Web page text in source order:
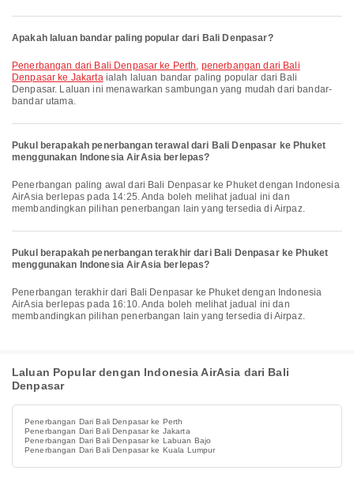
Apakah laluan bandar paling popular dari Bali Denpasar?
penerbangan dari Bali Denpasar ke Perth, penerbangan dari Bali
Denpasar ke Jakartaialah laluan bandar paling popular dari Bali
Denpasar. Laluan ini menawarkan sambungan yang mudah dari bandar-
bandar utama.
Pukul berapakah penerbangan terawal dari Bali Denpasar ke Phuket
menggunakan Indonesia AirAsia berlepas?
Penerbangan paling awal dari Bali Denpasar ke Phuket dengan Indonesia
AirAsia berlepas pada 14:25. Anda boleh melihat jadual ini dan
membandingkan pilihan penerbangan lain yang tersedia di Airpaz.
Pukul berapakah penerbangan terakhir dari Bali Denpasar ke Phuket
menggunakan Indonesia AirAsia berlepas?
Penerbangan terakhir dari Bali Denpasar ke Phuket dengan Indonesia
AirAsia berlepas pada 16:10. Anda boleh melihat jadual ini dan
membandingkan pilihan penerbangan lain yang tersedia di Airpaz.
Laluan Popular dengan Indonesia AirAsia dari Bali
Denpasar
Penerbangan Dari Bali Denpasar ke Perth
Penerbangan Dari Bali Denpasar ke Jakarta
Penerbangan Dari Bali Denpasar ke Labuan Bajo
Penerbangan Dari Bali Denpasar ke Kuala Lumpur